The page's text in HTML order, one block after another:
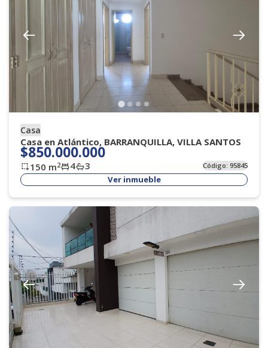
Casa
Casa en Atlántico, BARRANQUILLA, VILLA SANTOS
$850.000.000
150 m2 4 3 Código:95845
Ver inmueble